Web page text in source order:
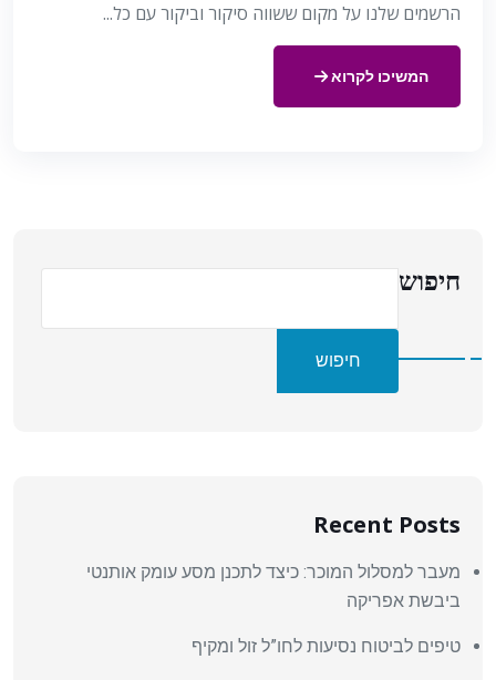
הרשמים שלנו על מקום ששווה סיקור וביקור עם כל...
המשיכו לקרוא
חיפוש
חיפוש
Recent Posts
מעבר למסלול המוכר: כיצד לתכנן מסע עומק אותנטי
ביבשת אפריקה
טיפים לביטוח נסיעות לחו”ל זול ומקיף